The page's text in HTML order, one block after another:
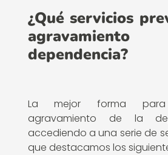
¿Qué servicios
dependencia?
La mejor forma
agravamiento de la
accediendo a una serie de
que destacamos los